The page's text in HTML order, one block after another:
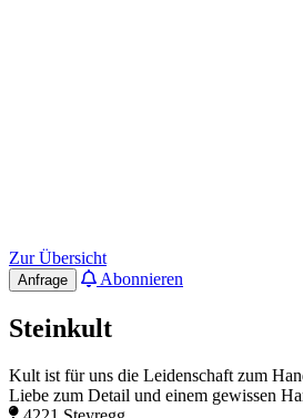
Zur Übersicht
Anfrage Abonnieren
Steinkult
Kult ist für uns die Leidenschaft zum
Liebe zum Detail und einem gewissen